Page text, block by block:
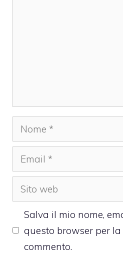
Nome
Email
Sito
web
Salva il mio nome,
questo browser per
commento.